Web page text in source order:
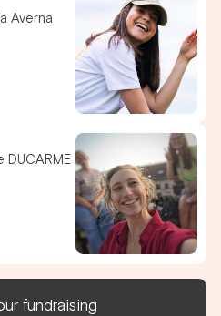
Averna
fundraising